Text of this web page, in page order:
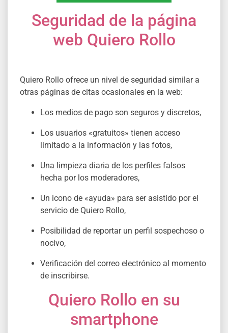
Seguridad de la página
web Quiero Rollo
Quiero Rollo ofrece un nivel de seguridad similar a
otras páginas de citas ocasionales en la web:
Los medios de pago son seguros y discretos,
Los usuarios «gratuitos» tienen acceso
limitado a la información y las fotos,
Una limpieza diaria de los perfiles falsos
hecha por los moderadores,
Un icono de «ayuda» para ser asistido por el
servicio de Quiero Rollo,
Posibilidad de reportar un perfil sospechoso o
nocivo,
Verificación del correo electrónico al momento
de inscribirse.
Quiero Rollo en su
smartphone